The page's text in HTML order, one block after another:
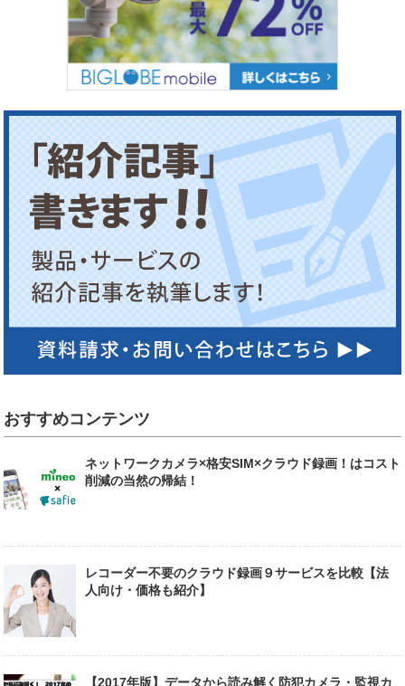
おすすめコンテンツ
ネットワークカメラ×格安SIM×クラウド録画！はコスト
削減の当然の帰結！
レコーダー不要のクラウド録画９サービスを比較【法
人向け・価格も紹介】
【2017年版】データから読み解く防犯カメラ・監視カ